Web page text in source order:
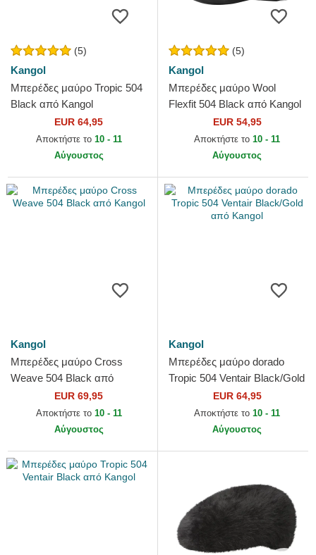
(5)
Kangol
Μπερέδες μαύρο Tropic 504
Black από Kangol
EUR 64,95
Αποκτήστε το 10 - 11
Αύγουστος
(5)
Kangol
Μπερέδες μαύρο Wool
Flexfit 504 Black από Kangol
EUR 54,95
Αποκτήστε το 10 - 11
Αύγουστος
Kangol
Μπερέδες μαύρο Cross
Weave 504 Black από
EUR 69,95
Αποκτήστε το 10 - 11
Αύγουστος
Kangol
Μπερέδες μαύρο dorado
Tropic 504 Ventair Black/Gold
από KangolEUR 64,95
Αποκτήστε το 10 - 11
Αύγουστος